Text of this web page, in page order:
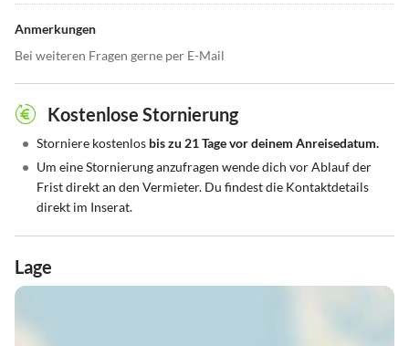
Anmerkungen
Bei weiteren Fragen gerne per E-Mail
Kostenlose Stornierung
• Storniere kostenlos bis zu 21 Tage vor deinem Anreisedatum.
• Um eine Stornierung anzufragen wende dich vor Ablauf der
Frist direkt an den Vermieter. Du findest die Kontaktdetails
direkt im Inserat.
Lage